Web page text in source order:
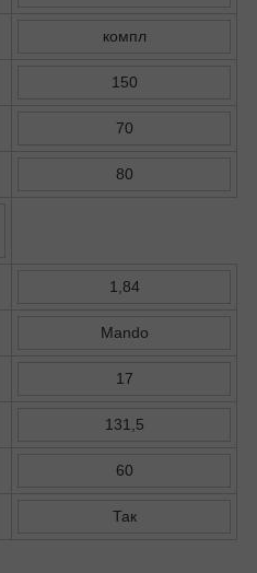
компл
150
70
80
1,84
Mando
17
131,5
60
Так